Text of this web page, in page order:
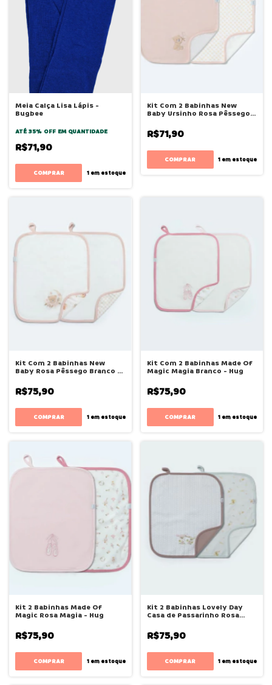
Meia Calça Lisa Lápis -
Bugbee
ATÉ 35% OFF EM QUANTIDADE
R$71,90
COMPRAR 1em estoque
Kit Com 2 Babinhas New
Baby Ursinho Rosa Pêssego -
R$71,90
1 em estoque
Kit Com 2 Babinhas New
Baby Rosa Pêssego Branco -
R$75,90
1em estoque
Kit Com 2 Babinhas Made Of
Magic Magia Branco - Hug
R$75,90
1 em estoque
Kit 2 Babinhas Made Of
Magic Rosa Magia - Hug
R$75,90
1em estoque
Kit 2 Babinhas Lovely Day
Casa de Passarinho Rosa
R$75,90
1 em estoque